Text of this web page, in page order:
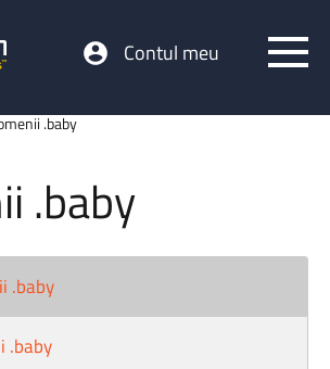
Contul meu
.baby
.baby
.baby
.baby